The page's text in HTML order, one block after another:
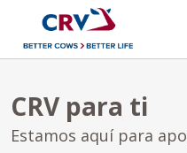
CRV para ti
Estamos aquí para